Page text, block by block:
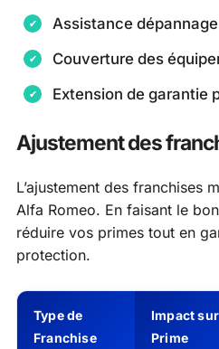
Assistance
Couverture des
Extension de garantie
Ajustement des
L’ajustement des franchises
Alfa Romeo. En faisant le
réduire vos primes tout en
protection.
Type de
Franchise
Impact sur
Prime